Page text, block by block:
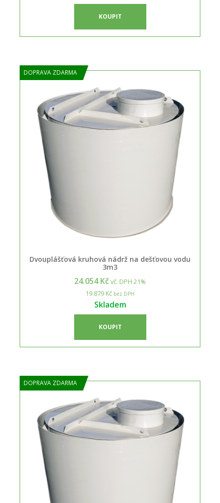
KOUPIT
DOPRAVA ZDARMA
Dvouplášťová kruhová nádrž na dešťovou vodu
3m3
24.054 Kčvč. DPH 21%
19.879 Kč bez DPH
Skladem
KOUPIT
DOPRAVA ZDARMA